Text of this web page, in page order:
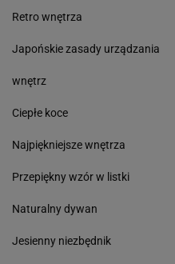
Retro wnętrza
Japońskie zasady urządzania
wnętrz
Ciepłe koce
Najpiękniejsze wnętrza
Przepiękny wzór w listki
Naturalny dywan
Jesienny niezbędnik